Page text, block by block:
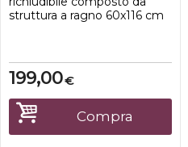
struttura a ragno 60x116 cm
profilo in
alluminio.Caratteristiche-
dimensione 60x120 cm-
Altezza 100cm-Ripiano in
Multistrato di betulla-teste di
appoggio in nylon-tubi
€
199,00
Compra